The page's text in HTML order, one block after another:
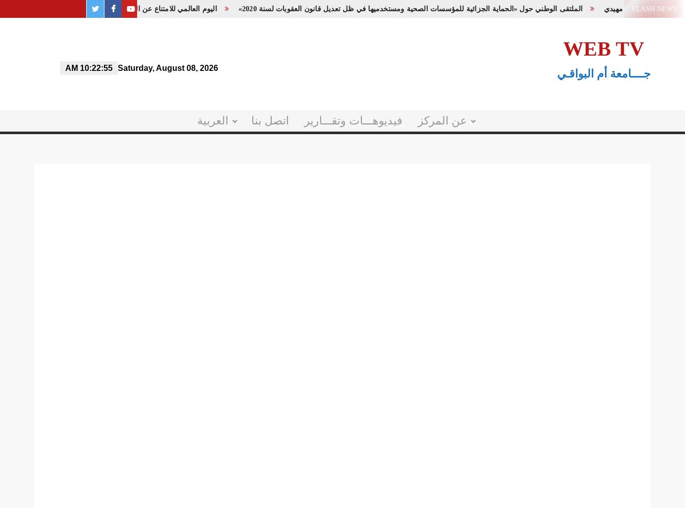
Skip
FLASH NEWS اليوم العالمي للامتناع عن التدخين، تحت شعار «التبغ، تهديد لبيئتنا» الملتقى الوطني حول «الحماية الجزائية للمؤسسات الصحية ومستخدميها في ظل تعديل قانون العقوبات لسنة 2020» youtube
PAGE
twitter
WEB TV
جــــامعة أم البواقـي 10:22:55 AM Saturday, August 08, 2026
عن المركز فيديوهـــات وتقـــارير اتصل بنا العربية